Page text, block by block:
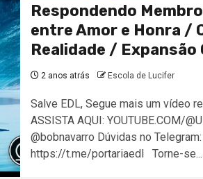
Respondendo
entre Amor e Honra /
Realidade / Expansão
2 anos atrás Escola de Lucifer
Salve EDL, Segue mais um vídeo
ASSISTA AQUI: YOUTUBE.COM/
@bobnavarro Dúvidas no Telegram:
https://t.me/portariaedl Torne-se...